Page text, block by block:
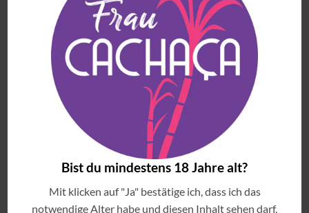
Bist du mindestens 18 Jahre alt?
Mit klicken auf "Ja" bestätige ich, dass ich das
notwendige Alter habe und diesen Inhalt sehen darf.
Blauer Frizzante Principe
€14.90 (inkl. MwSt)
Copo Americano Serie
€
Preisspanne:
€4.00
€6.00
(inkl. MwSt)
Jambuzera
€33.90 –€54.90Preisspanne:
bis
€54.90
(inkl. MwSt)